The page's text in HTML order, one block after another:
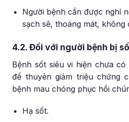
Người bệnh cần được nghỉ
sạch sẽ, thoáng mát, không
4.2. Đối với người bệnh bị
Bệnh sốt siêu vi hiện chưa
để thuyên giảm triệu chứng
bệnh mau chóng phục hồi
Hạ sốt.